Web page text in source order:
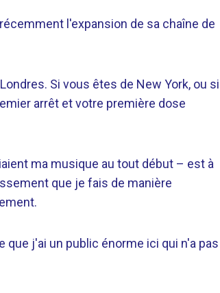
l'expansion de sa chaîne de
Si vous êtes de New York, ou si
arrêt et votre première dose
ma musique au tout début – est à
que je fais de manière
que j'ai un public énorme ici qui n'a pas